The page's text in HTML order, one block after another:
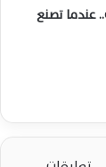
عندما تصنع